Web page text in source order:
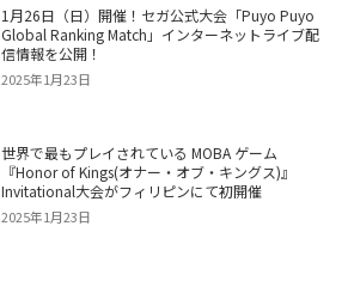
1月26日（日）開催！セガ公式大会「Puyo Puyo
Global Ranking Match」インターネットライブ配
信情報を公開！
2025年1月23日
世界で最もプレイされている MOBA ゲーム
『Honor of Kings(オナー・オブ・キングス)』
Invitational大会がフィリピンにて初開催
2025年1月23日